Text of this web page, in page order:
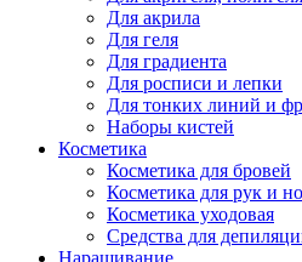
Для акрила
Для геля
Для градиента
Для росписи и лепки
Для тонких линий и
Наборы кистей
Косметика
Косметика для бровей
Косметика для рук и
Косметика уходовая
Средства для
Наращивание